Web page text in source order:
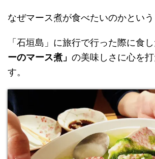
なぜマース煮が食べたいのかとい
「石垣島」に旅行で行った際に食
ーのマース煮」 の美味しさに心を
す。